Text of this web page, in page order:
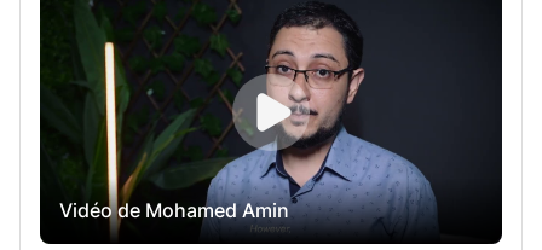
lisons divers supports, tels que des vidéos, des articles,
des récits, des poèmes et des caricatures, que nous
analysons ensuite ; nous mettons en scène des situations
de la vie quotidienne ; nous prenons position et pratiquons
le débat. Cependant, il ne s'agit pas uniquement de
s'exercer à parler. Je veille également à ce que
l'apprenant progresse. Mon rôle est de m'assurer qu'il ne
répète pas les mêmes erreurs ni n'utilise sans cesse les
mêmes expressions à l'oral. Afin de continuer à
Vidéo de Mohamed Amin